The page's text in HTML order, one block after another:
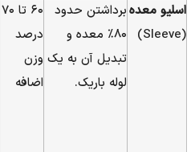
اسلیو معده
(Sleeve)
برداشتن حدود
۸۰٪ معده و
تبدیل آن به یک
لوله باریک.
۶۰ تا ۷۰
درصد
وزن
اضافه